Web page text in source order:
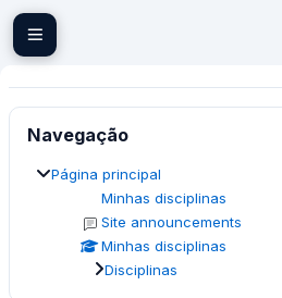
Blocos
Ignorar Navegação
Navegação
Página principal
Minhas disciplinas
Site announcements
Minhas disciplinas
Disciplinas